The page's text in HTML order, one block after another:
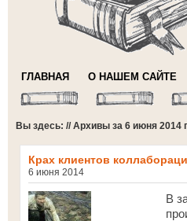
ГЛАВНАЯ О НАШЕМ САЙТЕ
Вы здесь: // Архивы за 6 июня 2014
Крах клиентов
6 июня 2014
В